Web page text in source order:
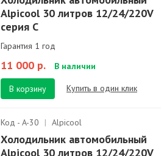
Alpicool 30 литров 12/24/220V
серия C
Гарантия 1 год
11 000 р. В наличии
В корзину Купить в один клик
Код - A-30 | Alpicool
Холодильник автомобильный
Alpicool 30 литров 12/24/220V